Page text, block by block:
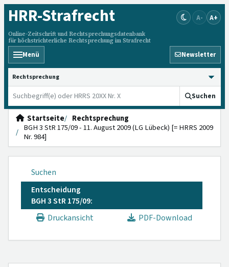
HRR-Strafrecht
Online-Zeitschrift und Rechtsprechungsdatenbank
für höchstrichterliche Rechtsprechung im Strafrecht
A- A+
Menü Newsletter
HRRS durchsuchen
Suchen
Startseite
Rechtsprechung
BGH 3 StR 175/09 - 11. August 2009 (LG Lübeck) [= HRRS 2009
Nr. 984]
Suchen
Entscheidung
BGH 3 StR 175/09:
Druckansicht
PDF-Download